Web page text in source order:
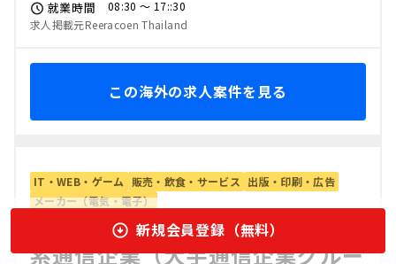
就業時間
08:30 〜 17::30
求人掲載元Reeracoen Thailand
この海外の求人案件を見る
IT・WEB・ゲーム 販売・飲食・サービス 出版・印刷・広告
メーカー（電気・電子）
【海外でタイの求人】【営業】日
系通信企業（大手通信企業グルー
新規会員登録（無料）